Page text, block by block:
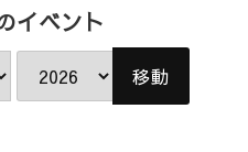
イベント